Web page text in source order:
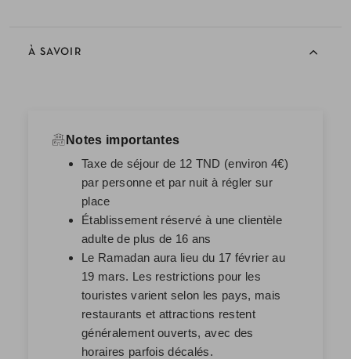
À SAVOIR
Notes importantes
Taxe de séjour de 12 TND (environ 4€)
par personne et par nuit à régler sur
place
Établissement réservé à une clientèle
adulte de plus de 16 ans
Le Ramadan aura lieu du 17 février au
19 mars. Les restrictions pour les
touristes varient selon les pays, mais
restaurants et attractions restent
généralement ouverts, avec des
horaires parfois décalés.